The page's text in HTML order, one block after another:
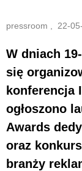
pressroom , 22-
W dniach
się
konferencja
ogłoszono
Awards
oraz
branży